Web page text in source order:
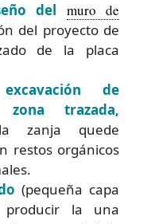
del muro de
del proyecto de
de la placa
de
trazada,
zanja quede
restos orgánicos
(pequeña capa
producir la una